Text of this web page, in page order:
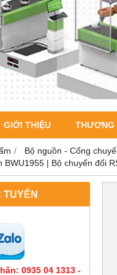
GIỚI THIỆU THƯƠNG
Bộ nguồn - Cổng
BWU1955 | Bộ chuyển đổi
TUYẾN
0935 04 1313 -